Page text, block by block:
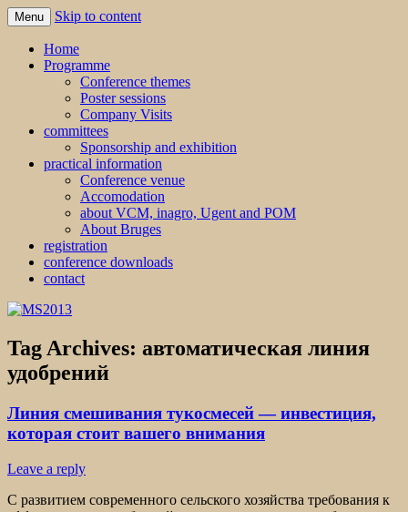
MS2013
Menu Skip to content
Home
Programme
Conference themes
Poster sessions
Company Visits
committees
Sponsorship and exhibition
practical information
Conference venue
Accomodation
about VCM, inagro, Ugent and POM
About Bruges
registration
conference downloads
contact
Tag Archives: автоматическая линия
удобрений
Линия смешивания тукосмесей — инвестиция,
которая стоит вашего внимания
Leave a reply
С развитием современного сельского хозяйства требования к